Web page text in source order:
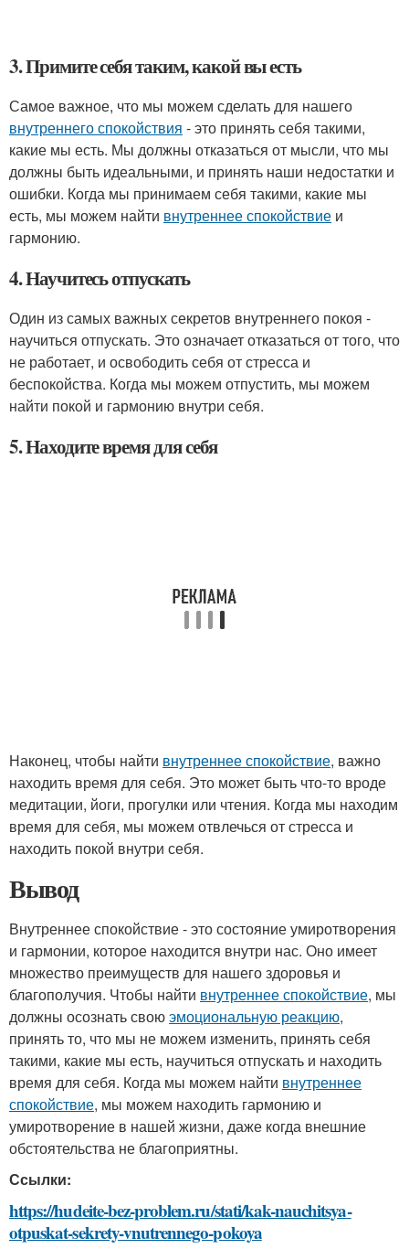
3. Примите себя таким, какой вы есть
Самое важное, что мы можем сделать для нашего
внутреннего спокойствия - это принять себя такими,
какие мы есть. Мы должны отказаться от мысли, что мы
должны быть идеальными, и принять наши недостатки и
ошибки. Когда мы принимаем себя такими, какие мы
есть, мы можем найти внутреннее спокойствие и
гармонию.
4. Научитесь отпускать
Один из самых важных секретов внутреннего покоя -
научиться отпускать. Это означает отказаться от того, что
не работает, и освободить себя от стресса и
беспокойства. Когда мы можем отпустить, мы можем
найти покой и гармонию внутри себя.
5. Находите время для себя
Наконец, чтобы найти внутреннее спокойствие, важно
находить время для себя. Это может быть что-то вроде
медитации, йоги, прогулки или чтения. Когда мы находим
время для себя, мы можем отвлечься от стресса и
находить покой внутри себя.
Вывод
Внутреннее спокойствие - это состояние умиротворения
и гармонии, которое находится внутри нас. Оно имеет
множество преимуществ для нашего здоровья и
благополучия. Чтобы найти внутреннее спокойствие, мы
должны осознать своюэмоциональную реакцию,
принять то, что мы не можем изменить, принять себя
такими, какие мы есть, научиться отпускать и находить
время для себя. Когда мы можем найти внутреннее
спокойствие, мы можем находить гармонию и
умиротворение в нашей жизни, даже когда внешние
обстоятельства не благоприятны.
Ссылки:
https://hudeite-bez-problem.ru/stati/kak-nauchitsya-
otpuskat-sekrety-vnutrennego-pokoya